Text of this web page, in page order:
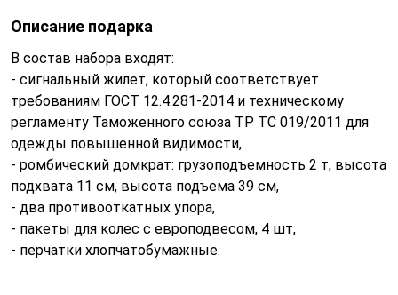
Описание подарка
В состав набора входят:
- сигнальный жилет, который соответствует
требованиям ГОСТ 12.4.281-2014 и техническому
регламенту Таможенного союза ТР ТС 019/2011 для
одежды повышенной видимости,
- ромбический домкрат: грузоподъемность 2 т, высота
подхвата 11 см, высота подъема 39 см,
- два противооткатных упора,
- пакеты для колес с европодвесом, 4 шт,
- перчатки хлопчатобумажные.